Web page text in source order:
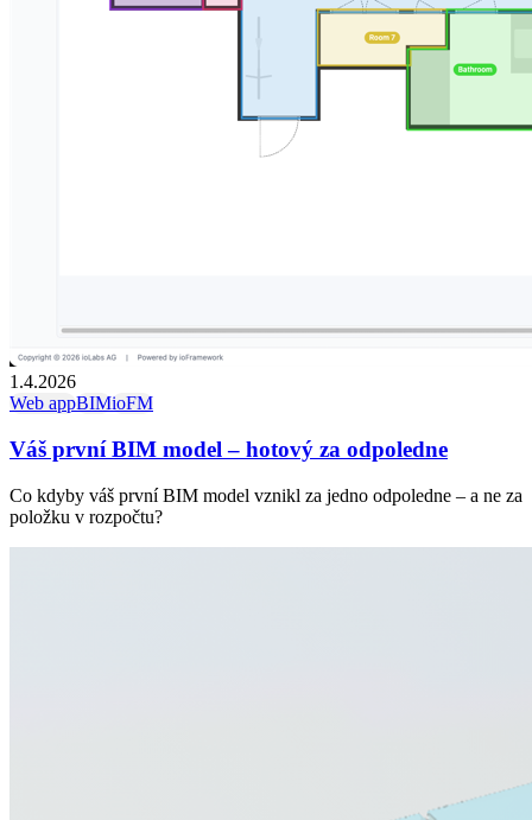
1.4.2026
Web appBIMioFM
Váš první BIM model – hotový za odpoledne
Co kdyby váš první BIM model vznikl za jedno odpoledne – a ne za
položku v rozpočtu?